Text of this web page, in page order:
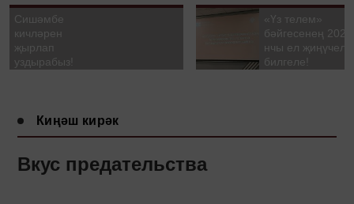
Сишәмбе
кичләрен
җырлап
уздырабыз!
«Үз телем»
бәйгесенең 2026
нчы ел
билгеле!
Киңәш кирәк
Вкус предательства